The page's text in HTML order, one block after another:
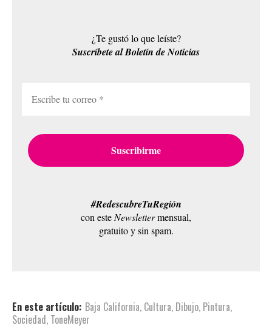
¿Te gustó lo que leíste?
Suscríbete al Boletín de Noticias
#RedescubreTuRegión
con este Newslettermensual,
gratuito y sin spam.
En este artículo: Baja California, Cultura, Dibujo, Pintura,
Sociedad, ToneMeyer